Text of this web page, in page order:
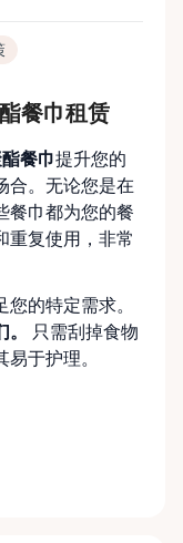
餐巾租赁
餐巾提升您的
合。无论您是在
餐巾都为您的餐
重复使用，非常
的特定需求。
只需刮掉食物
于护理。